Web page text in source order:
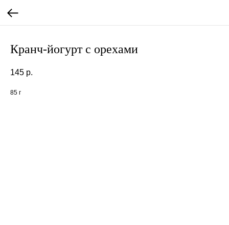
Кранч-йогурт с орехами
145 р.
85 г